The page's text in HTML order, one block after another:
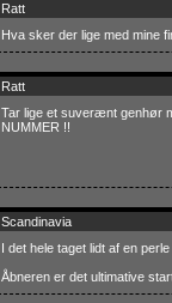
Ratt
Hva sker der lige med mine
Ratt
Tar lige et suverænt genhør
NUMMER !!
Scandinavia
I det hele taget lidt af en perle
Åbneren er det ultimative